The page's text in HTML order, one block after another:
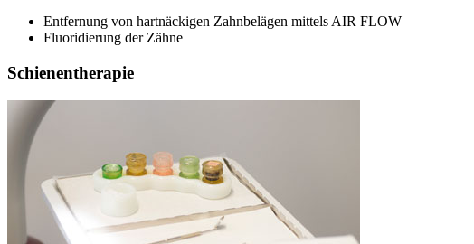
Entfernung von hartnäckigen Zahnbelägen mittels AIR FLOW
Fluoridierung der Zähne
Schienentherapie